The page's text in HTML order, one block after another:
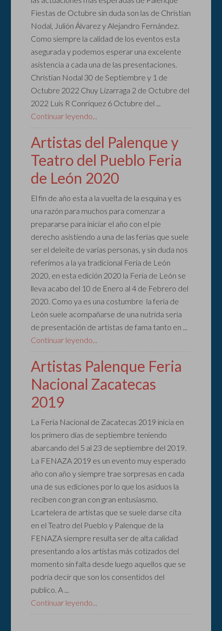
Fiestas de Octubre sin duda son las de Christian
Nodal, Julión Álvarez y Alejandro Fernández.
Como siempre la calidad de los eventos esta
asegurada y podemos esperar una excelente
asistencia a cada una de las presentaciones.
Christian Nodal 30 de Septiembre y 1 de
Octubre 2022 Chuy Lizarraga 2 de Octubre del
2022 Luis R Conriquez 6 Octubre del ...
Continuar leyendo...
Artistas del Palenque y
Teatro del Pueblo Feria
de León 2020
El fin de año esta a la vuelta de la esquina y es
una razón para muchos para comenzar a
prepararse para iniciar el año con el pie
derecho asistiendo a una de las ferias que suele
ser el deleite de varias personas, y sin duda nos
referimos a la ya tradicional Feria de León
2020, en esta edición 2020 la Feria de León se
lleva acabo del 10 de Enero al 4 de Febrero del
2020. Como ya es una costumbre la feria de
León suele acompañarse de una nutrida seria
de presentación de artistas de fama tanto en ...
Continuar leyendo...
Artistas Palenque Feria
Nacional Zacatecas
2019
La Feria Nacional de Zacatecas 2019 inicia en
los primero días de septiembre teniendo
abarcando del 5 al 23 de septiembre del 2019.
La FENAZA 2019 es un evento muy esperado
año con año y siempre trae sorpresas en cada
una de sus ediciones por lo que los asiduos la
reciben con gran con gran entusiasmo.
Lcartelera de artistas que se suele darse cita
en el Teatro del Pueblo y Palenque de la
FENAZA siempre resulta ser de alta calidad
presentando a los artistas más cotizados del
momento sin falta desde luego aquellos que se
podría decir que son los consentidos del
publico. A ...
Continuar leyendo...